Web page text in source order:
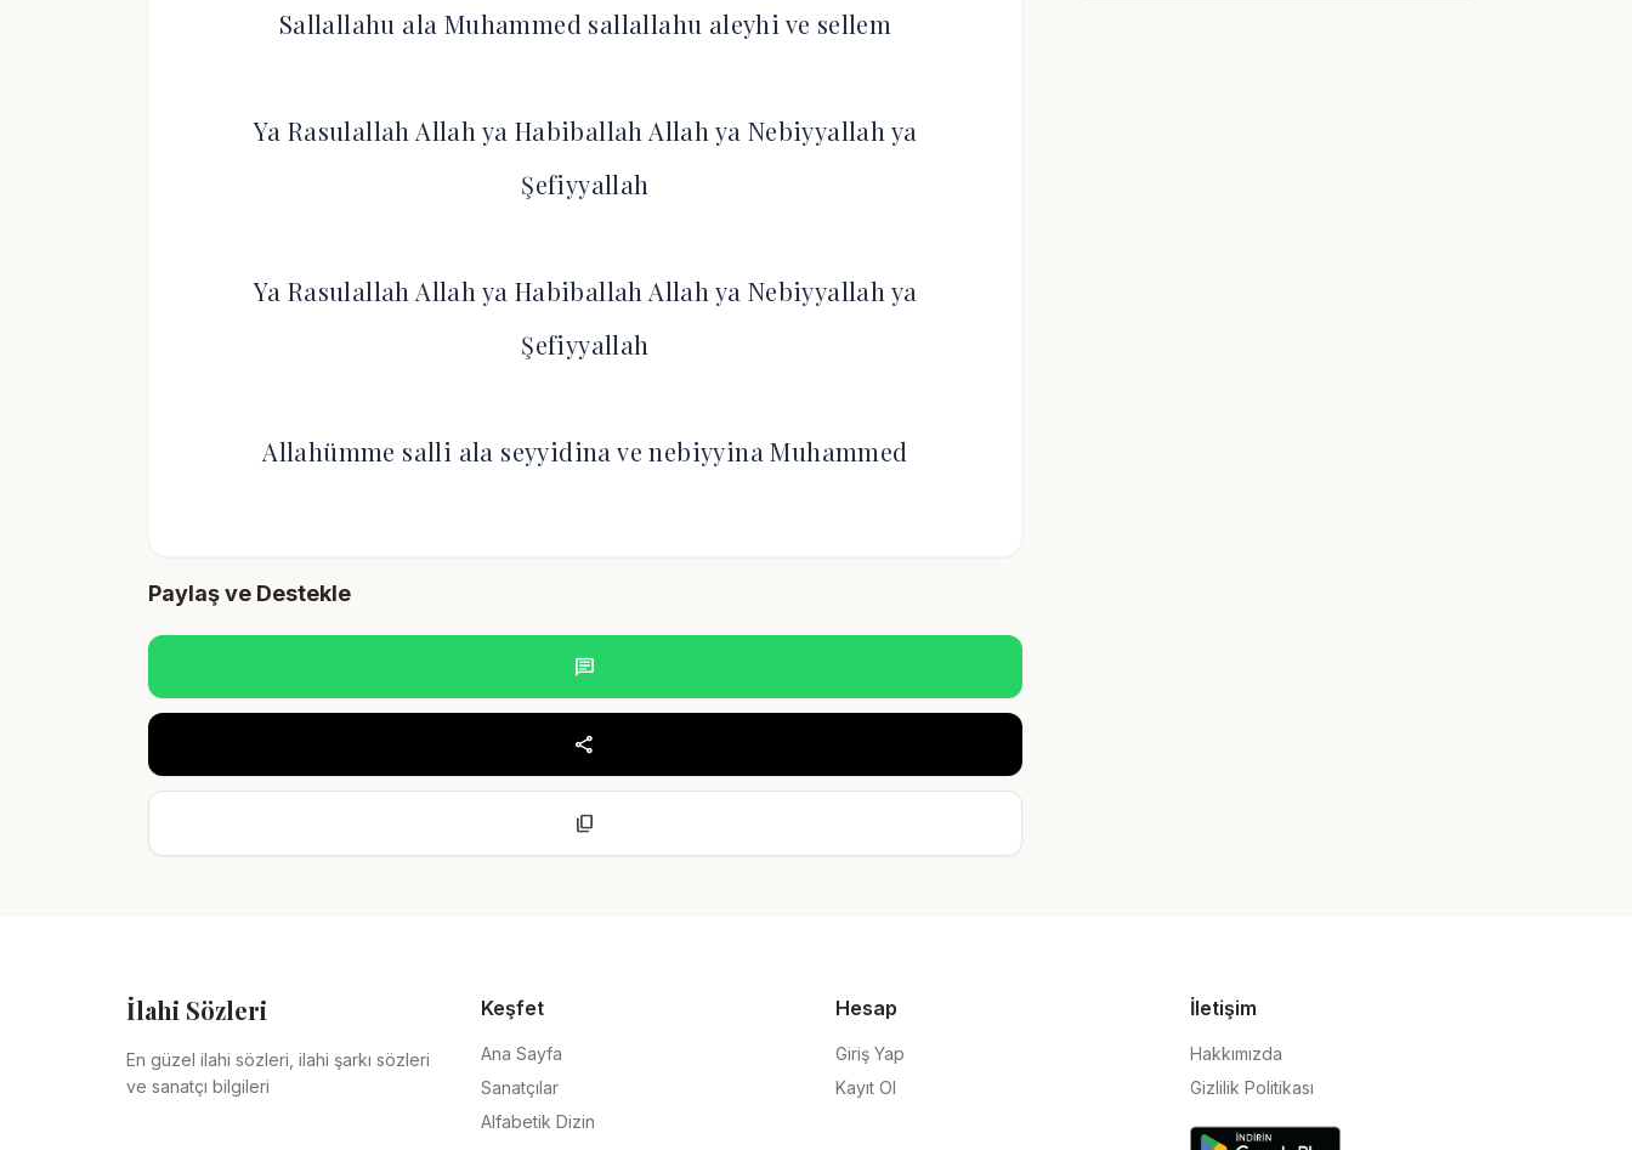
Sallallahu ala Muhammed sallallahu aleyhi ve sellem
Ya Rasulallah Allah ya Habiballah Allah ya Nebiyyallah ya
Şefiyyallah
Ya Rasulallah Allah ya Habiballah Allah ya Nebiyyallah ya
Şefiyyallah
Allahümme salli ala seyyidina ve nebiyyina Muhammed
Paylaş ve Destekle
chat
share
content_copy
İlahi Sözleri
En güzel ilahi sözleri, ilahi şarkı sözleri
ve sanatçı bilgileri
Keşfet
Ana Sayfa
Sanatçılar
Alfabetik Dizin
Hesap
Giriş Yap
Kayıt Ol
İletişim
Hakkımızda
Gizlilik Politikası